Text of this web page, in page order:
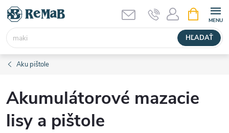
Prejsť
obsah
HĽADAŤ
KOŠÍK
Aku pištole
Akumulátorové mazacie
lisy a pištole